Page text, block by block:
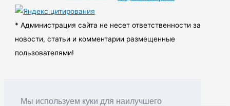
Мы используем куки для наилучшего
ы
* Администрация сайта не несет ответственности за
новости, статьи и комментарии размещенные
пользователями!